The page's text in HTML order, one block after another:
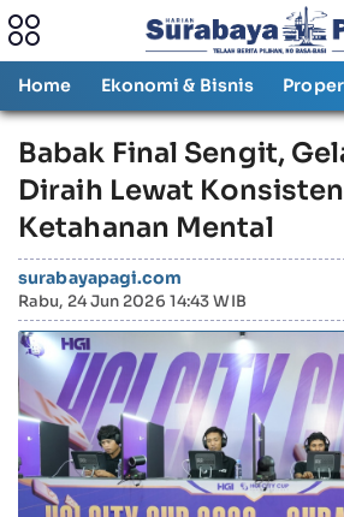
Home Ekonomi & Bisnis
Babak Final Sengit,
Diraih Lewat
Ketahanan Mental
surabayapagi.com
Rabu, 24 Jun 2026 14:43 WIB